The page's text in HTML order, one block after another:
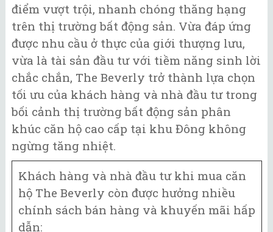
điểm vượt trội, nhanh chóng thăng hạng
trên thị trường bất động sản. Vừa đáp ứng
được nhu cầu ở thực của giới thượng lưu,
vừa là tài sản đầu tư với tiềm năng sinh lời
chắc chắn, The Beverly trở thành lựa chọn
tối ưu của khách hàng và nhà đầu tư trong
bối cảnh thị trường bất động sản phân
khúc căn hộ cao cấp tại khu Đông không
ngừng tăng nhiệt.
Khách hàng và nhà đầu tư khi mua căn
hộ The Beverly còn được hưởng nhiều
chính sách bán hàng và khuyến mãi hấp
dẫn: